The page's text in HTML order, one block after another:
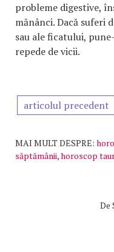
probleme digestive,
mănânci. Dacă suferi
sau ale ficatului,
repede de vicii.
articolul precedent
MAI MULT DESPRE:
săptămânii,horoscop
De